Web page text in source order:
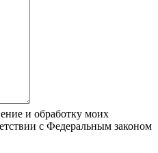
и обработку моих
с Федеральным законом